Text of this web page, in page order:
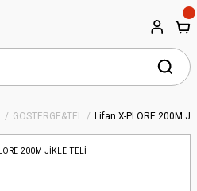
GÖSTERGE&TEL Lifan X-PLORE 200M